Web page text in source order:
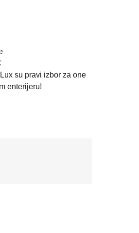
su pravi izbor za one
enterijeru!